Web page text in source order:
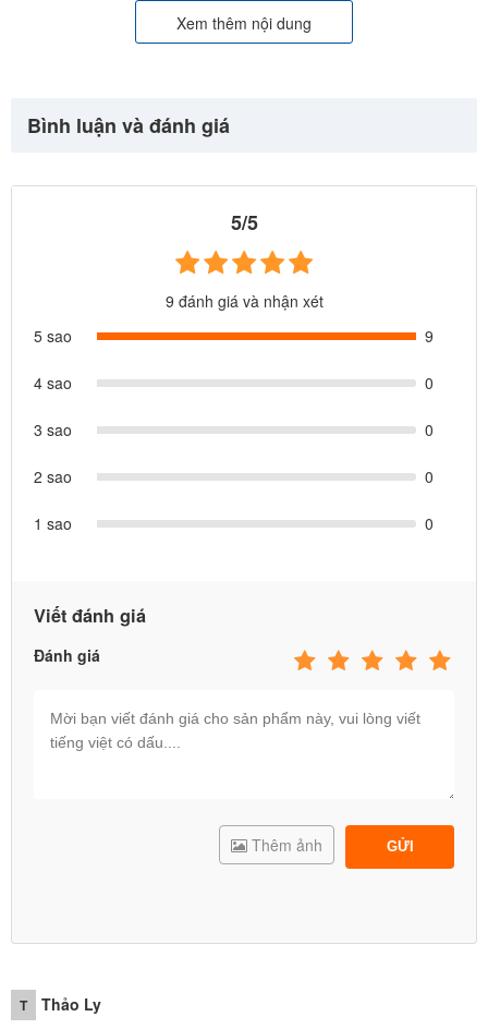
INTEX 58472
Bể bơi lắp dựng INTEX 58472
như một đại dương thu nhỏ.
Xem thêm nội dung
Bình luận và đánh giá
5/5
9 đánh giá và nhận xét
5 sao
9
4 sao 0
3 sao 0
2 sao 0
1 sao 0
Viết đánh giá
Đánh giá
GỬI
Thêm ảnh
T Thảo Ly